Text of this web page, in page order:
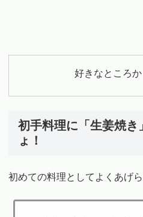
好きなところ
初手料理に「生姜焼き
ょ！
初めての料理としてよくあげら